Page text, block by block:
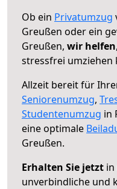
Ob ein Privatumzug
Greußen oder ein
Greußen, wir helfen
stressfrei umziehen
Allzeit bereit für
Seniorenumzug,
Studentenumzug in
eine optimale
Greußen.
Erhalten Sie jetzt
unverbindliche und